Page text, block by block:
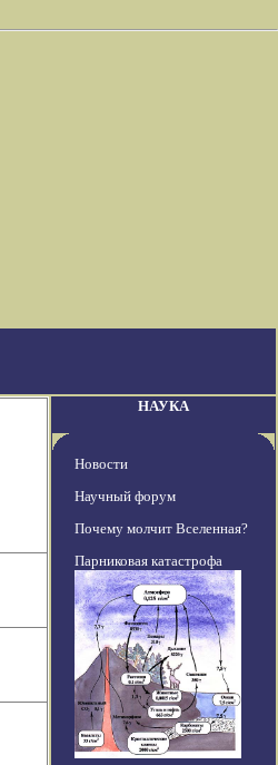
НАУКА
Новости
Научный форум
Почему молчит Вселенная?
Парниковая катастрофа